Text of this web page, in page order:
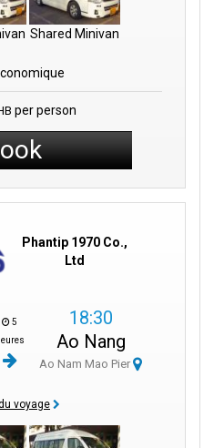
Shared Minivan
per person
Phantip 1970 Co.,
Ltd
5
18:30
Ao Nang
Ao Nam Mao Pier
voyage